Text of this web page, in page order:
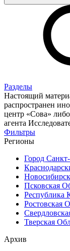
Разделы
Настоящий
распространен
центр «Сова» либо
агента
Фильтры
Регионы
Город
Псковская
Республика
Ростовская
Тверская
Архив